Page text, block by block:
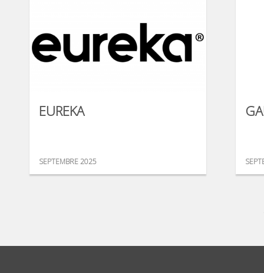
EUREKA
SEPTEMBRE 2025